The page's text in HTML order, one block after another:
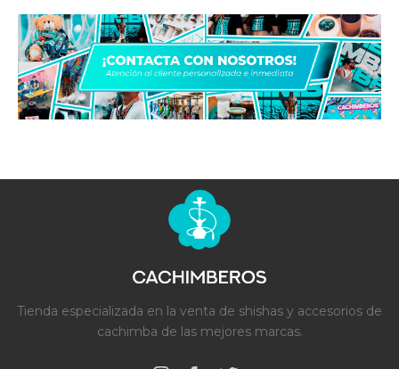
Tienda especializada en la venta de shishas y accesorios de
cachimba de las mejores marcas.